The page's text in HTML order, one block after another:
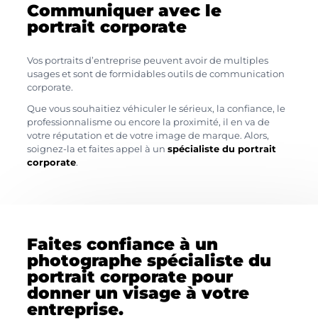
Communiquer avec le
portrait corporate
Vos portraits d’entreprise peuvent avoir de multiples
usages et sont de formidables outils de communication
corporate.
Que vous souhaitiez véhiculer le sérieux, la confiance, le
professionnalisme ou encore la proximité, il en va de
votre réputation et de votre image de marque. Alors,
soignez-la et faites appel à unspécialiste du portrait
corporate.
Faites confiance à un
photographe spécialiste du
portrait corporate pour
donner un visage à votre
entreprise.